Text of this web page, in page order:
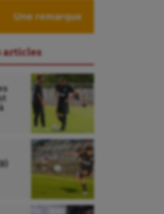
Une remarque
articles